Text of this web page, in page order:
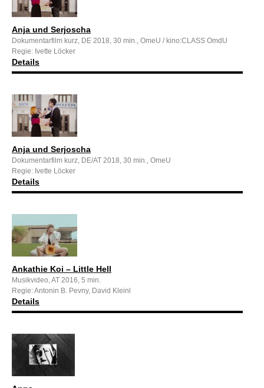
Anja und Serjoscha
Dokumentarfilm kurz, DE 2018, 30 min., OmeU / kino:CLASS OmdU
Regie: Ivette Löcker
Details
Anja und Serjoscha
Dokumentarfilm kurz, DE/AT 2018, 30 min., OmeU
Regie: Ivette Löcker
Details
Ankathie Koi – Little Hell
Musikvideo, AT 2016, 5 min.
Regie: Antonin B. Pevny, David Kleinl
Details